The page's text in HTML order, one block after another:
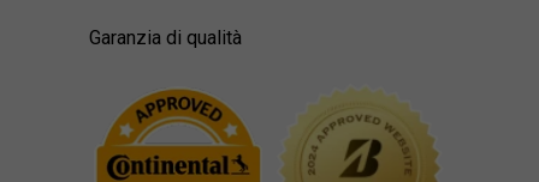
Garanzia di qualità